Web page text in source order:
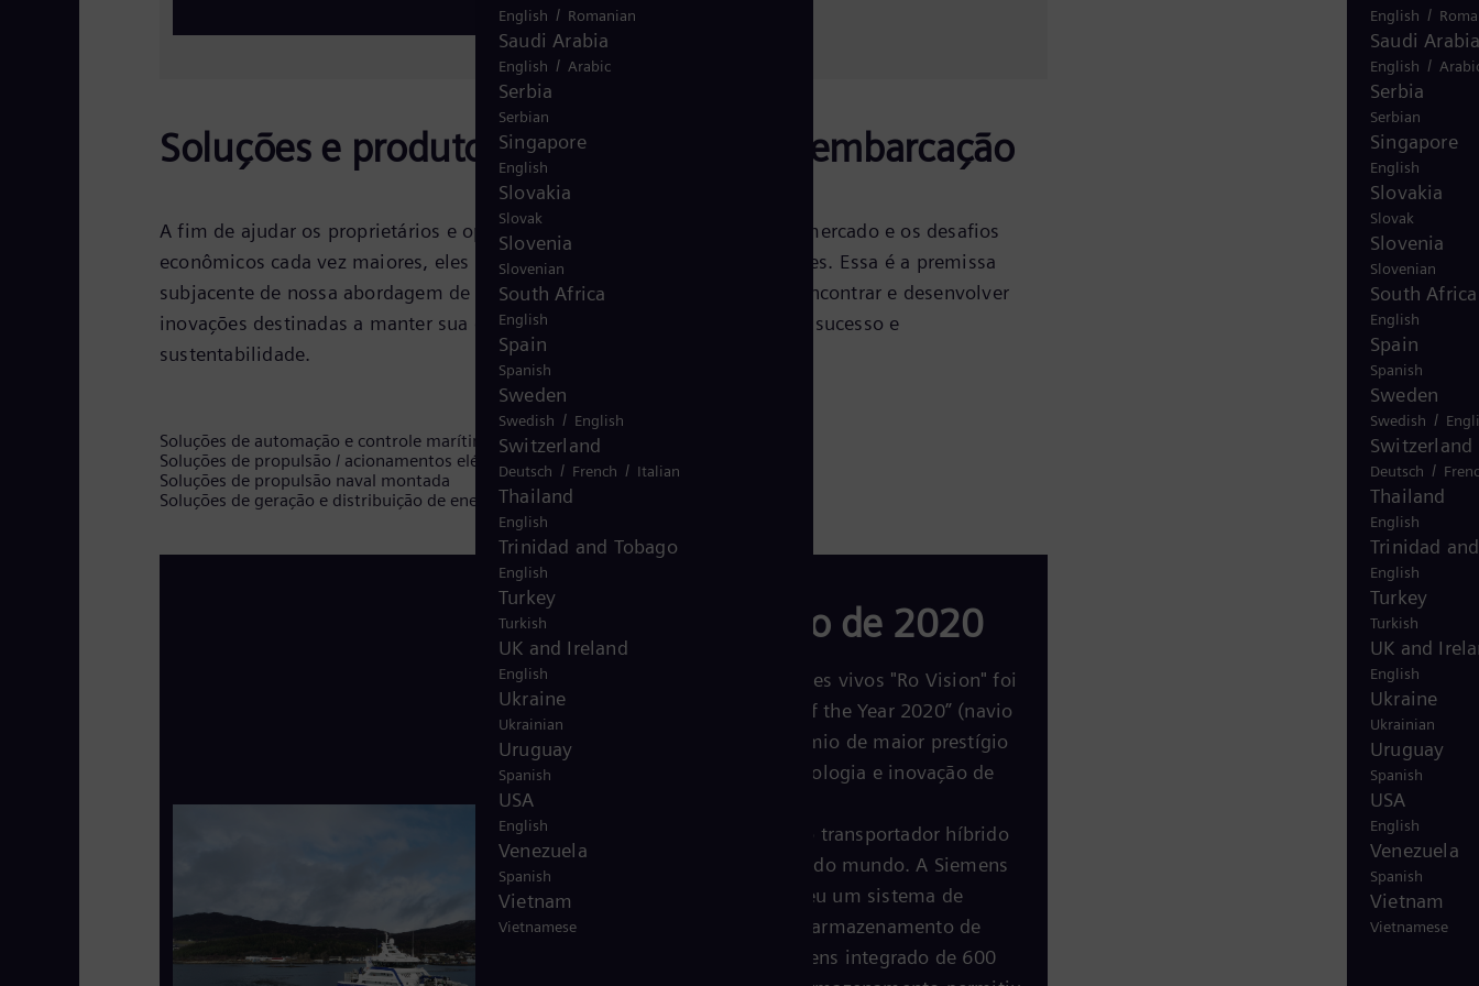
English /
Saudi
English /
Serbia
Serbian
Singapore
English
Slovakia
Slovak
Slovenia
Slovenian
South Africa
English
Spain
Spanish
Sweden
Swedish /
Switzerland
Deutsch /
Thailand
English
Trinidad
English
Turkey
Turkish
UK and
English
Ukraine
Ukrainian
Uruguay
Spanish
USA
English
Venezuela
Spanish
Vietnam
Vietnamese
Soluções e produtos para todo tipo de embarcação
A fim de ajudar os proprietários e operadores a enfrentar com sucesso o mercado e os desafios
econômicos cada vez maiores, eles também devem ser eficientes e eficazes. Essa é a premissa
subjacente de nossa abordagem de soluções marítimas: continuamente encontrar e desenvolver
inovações destinadas a manter sua empresa operando e competindo com sucesso e
sustentabilidade.
Soluções de automação e controle marítimo
Soluções de propulsão / acionamentos elétricos marítimos
Soluções de propulsão naval montada
Soluções de geração e distribuição de energia marítima
Navio do Ano de 2020
O transportador de peixes vivos "Ro Vision" foi
premiado como "Ship of the Year 2020” (navio
do ano de 2020), o prêmio de maior prestígio
da indústria para a tecnologia e inovação de
"Ro Vision" é o primeiro transportador híbrido
plug-in de peixes vivos do mundo. A Siemens
Energy Noruega forneceu um sistema de
propulsão elétrica com armazenamento de
energia BlueVault Siemens integrado de 600
English / Romanian
Saudi Arabia
English / Arabic
Serbia
Serbian
Singapore
English
Slovakia
Slovak
Slovenia
Slovenian
South Africa
English
Spain
Spanish
Sweden
Swedish / English
Switzerland
Deutsch / French / Italian
Thailand
English
Trinidad and Tobago
English
Turkey
Turkish
UK and Ireland
English
Ukraine
Ukrainian
Uruguay
Spanish
USA
English
Venezuela
Spanish
Vietnam
Vietnamese